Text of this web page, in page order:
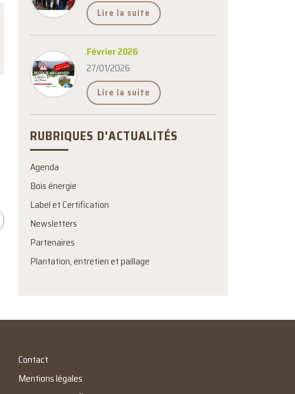
Lire la suite
Février 2026
27/01/2026
Lire la suite
RUBRIQUES D'ACTUALITÉS
Agenda
Bois énergie
Label et Certification
Newsletters
Partenaires
Plantation, entretien et paillage
Contact
Mentions légales